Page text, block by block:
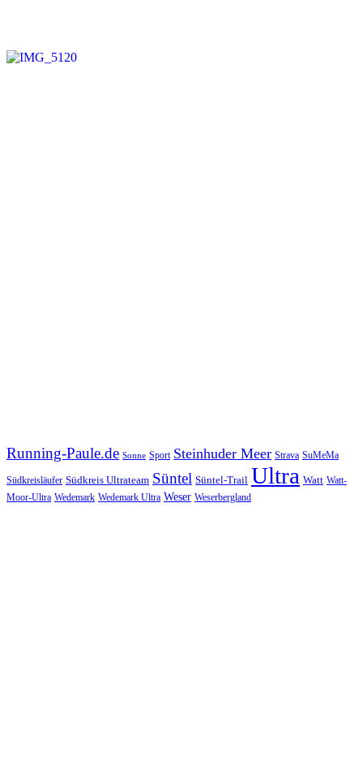
Running-Paule.de Sonne Sport Steinhuder Meer Strava SuMeMa
Südkreisläufer Südkreis Ultrateam Süntel Süntel-Trail Ultra Watt Watt-
Moor-Ultra Wedemark Wedemark Ultra Weser Weserbergland